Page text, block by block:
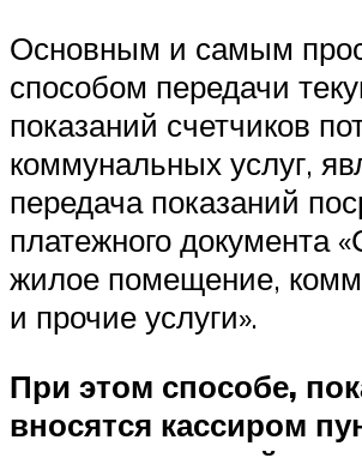
Основным и самым
способом передачи
показаний счетчиков
коммунальных услуг,
передача показаний
платежного документа
жилое помещение,
и прочие услуги».
При этом способе,
вносятся кассиром